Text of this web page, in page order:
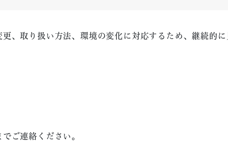
、取り扱い方法、環境の変化に対応するため、継続的に
ご連絡ください。